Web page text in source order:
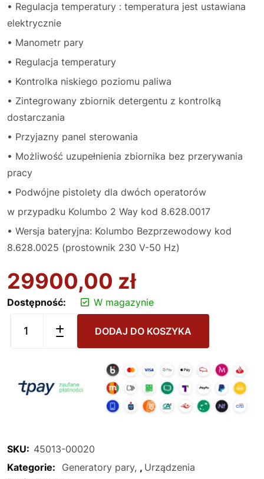
• Regulacja temperatury : temperatura jest ustawiana
elektrycznie
• Manometr pary
• Regulacja temperatury
• Kontrolka niskiego poziomu paliwa
• Zintegrowany zbiornik detergentu z kontrolką
dostarczania
• Przyjazny panel sterowania
• Możliwość uzupełnienia zbiornika bez przerywania
pracy
• Podwójne pistolety dla dwóch operatorów
w przypadku Kolumbo 2 Way kod 8.628.0017
• Wersja bateryjna: Kolumbo Bezprzewodowy kod
8.628.0025 (prostownik 230 V-50 Hz)
29900,00 zł
Dostępność: W magazynie
DODAJ DO KOSZYKA
SKU: 45013-00020
Kategorie:
Generatory pary , Urządzenia